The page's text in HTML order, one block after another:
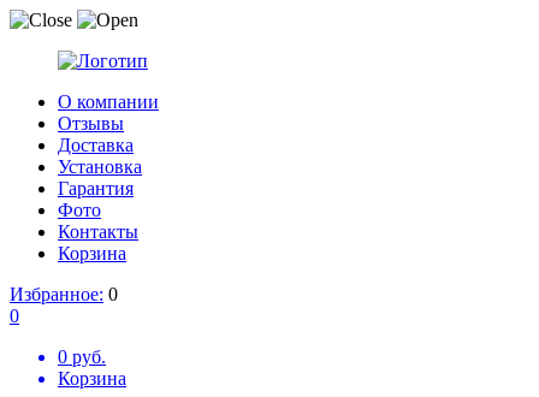
О компании
Отзывы
Доставка
Установка
Гарантия
Фото
Контакты
Корзина
Избранное: 0
0
0 руб.
Корзина